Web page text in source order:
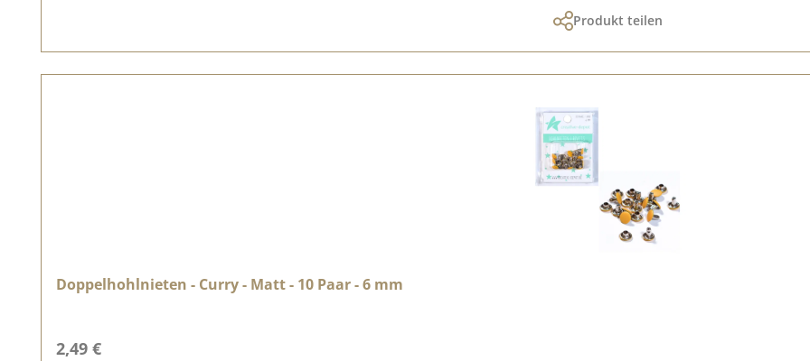
Produkt teilen
Doppelhohlnieten - Curry - Matt - 10 Paar - 6 mm
Regulärer Preis:
2,49 €